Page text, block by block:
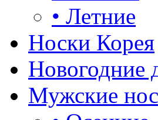
• Летние
Носки Корея
Новогодние
Мужские